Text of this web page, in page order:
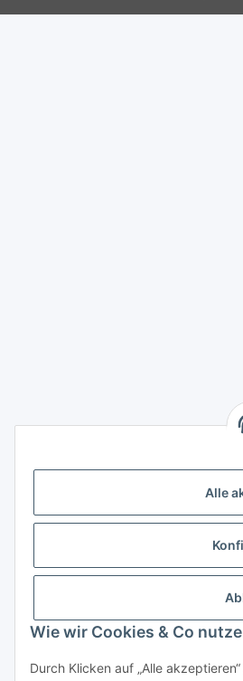
Alle
Wie wir Cookies & Co
Durch Klicken auf „Alle